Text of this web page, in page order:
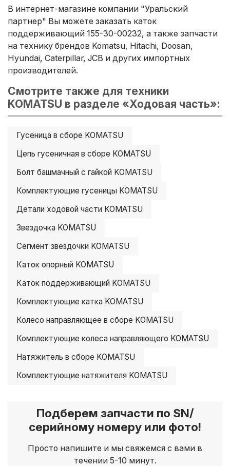
В интернет-магазине компании "Уральский
партнер" Вы можете заказать каток
поддерживающий 155-30-00232, а также запчасти
на технику брендов Komatsu, Hitachi, Doosan,
Hyundai, Caterpillar, JCB и других импортных
производителей.
Смотрите также для техники
KOMATSU в разделе «Ходовая часть»:
Гусеница в сборе KOMATSU
Цепь гусеничная в сборе KOMATSU
Болт башмачный с гайкой KOMATSU
Комплектующие гусеницы KOMATSU
Детали ходовой части KOMATSU
Звездочка KOMATSU
Сегмент звездочки KOMATSU
Каток опорный KOMATSU
Каток поддерживающий KOMATSU
Комплектующие катка KOMATSU
Колесо направляющее в сборе KOMATSU
Комплектующие колеса направляющего KOMATSU
Натяжитель в сборе KOMATSU
Комплектующие натяжителя KOMATSU
Подберем запчасти по SN/
серийному номеру или фото!
Просто напишите и мы свяжемся с вами в
течении 5-10 минут.